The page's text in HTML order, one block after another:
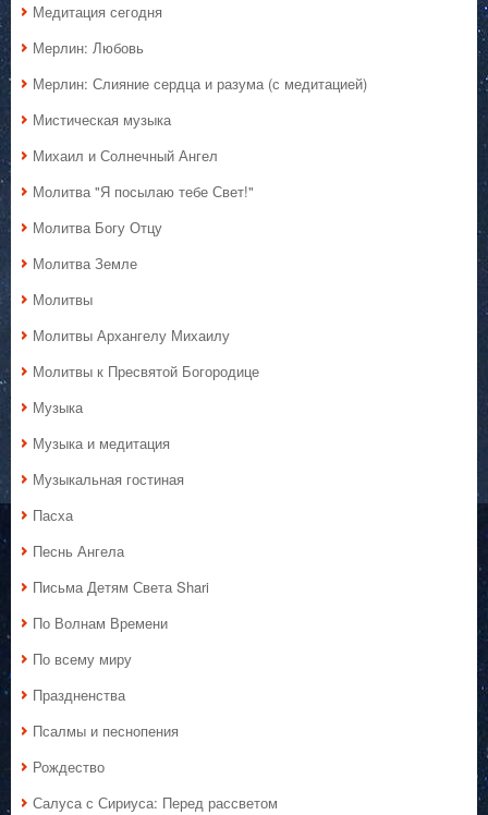
Медитация сегодня
Мерлин: Любовь
Мерлин: Слияние сердца и разума (с медитацией)
Мистическая музыка
Михаил и Солнечный Ангел
Молитва "Я посылаю тебе Свет!"
Молитва Богу Отцу
Молитва Земле
Молитвы
Молитвы Архангелу Михаилу
Молитвы к Пресвятой Богородице
Музыка
Музыка и медитация
Музыкальная гостиная
Пасха
Песнь Ангела
Письма Детям Света Shari
По Волнам Времени
По всему миру
Праздненства
Псалмы и песнопения
Рождество
Салуса с Сириуса: Перед рассветом